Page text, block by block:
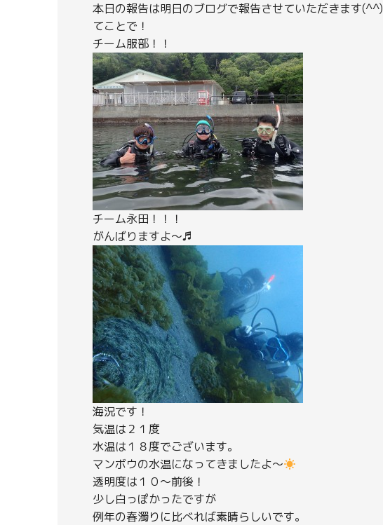
本日の報告は明日のブログで報告させていただきます(^^)
てことで！
チーム服部！！
チーム永田！！！
がんばりますよ～♬
海況です！
気温は２１度
水温は１８度でございます。
マンボウの水温になってきましたよ～
透明度は１０～前後！
少し白っぽかったですが
例年の春濁りに比べれば素晴らしいです。